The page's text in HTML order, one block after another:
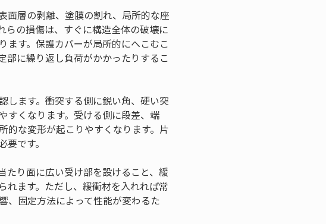
面層の剥離、塗膜の割れ、局所的な座
らの損傷は、すぐに構造全体の破壊に
ます。保護カバーが局所的にへこむこ
部に繰り返し負荷がかかったりするこ
します。衝突する側に鋭い角、硬い突
すくなります。受ける側に段差、端
的な変形が起こりやすくなります。片
です。
たり面に広い受け部を設けること、緩
れます。ただし、緩衝材を入れれば常
、固定方法によって性能が変わるた